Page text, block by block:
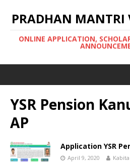
PRADHAN MANTRI
ONLINE APPLICATION,
YSR Pension
AP
Application YSR
April 9, 2020